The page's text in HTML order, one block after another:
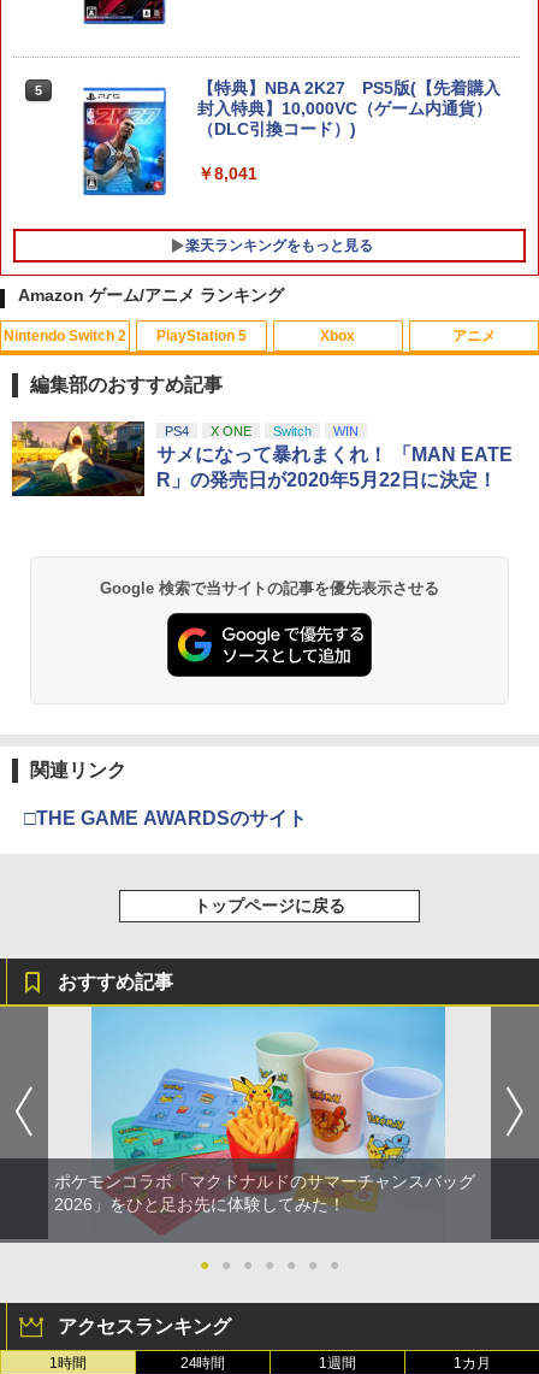
s Card 256GB for Nintendo Switch 2
BEE-A-SD01A Switch2 microSDカード
microSD Express Nintendo任天堂ライ
メモリーカード 国内正規品 4523052030
185
￥9,800
5
【特典】NBA 2K27 PS5版(【先着購入
封入特典】10,000VC（ゲーム内通貨）
（DLC引換コード）)
￥8,041
楽天ランキングをもっと見る
Amazon ゲーム/アニメ ランキング
Nintendo Switch 2
1
スプラトゥーン レイダース|オンライン
コード版
スプラトゥーン レイダース -Switch2
￥6,449
3
￥55,871
ニンテンドープリペイド番号 5000円|オ
ンラインコード版
￥5,000
PlayStation 5
1
PlayStation 5 デジタル・エディション
日本語専用 Console Language: Japan
ese only (CFI-2200B01)
プロダクトコード 封入
3
【純正品】DualSense ワイヤレスコン
￥10,737
【純正品】DualSense ワイヤレスコン
トローラー(CFI-ZCT2J)
￥10,737
Xbox
1
【純正品】Xbox ワイヤレス コントロー
ラー + USB-C® ケーブル
【純正品】Xbox ワイヤレス コントロー
￥7,681
【純正品】Xbox 充電式バッテリー + US
B-C ケーブル
【国内正規品】Thrustmaster スラスト
マスター TH8S シフター - PC、PS4、P
S5、PS5 Pro、Xbox One、Xbox Serie
s X|S 対応の高精度 H パターン シフター
￥14,141
アニメ
1
【Amazon.co.jp限定】劇場版モノノ怪
第三章 蛇神 (Amazon.co.jp限定オリジ
ナル三方背収納ケース付きコレクション)
(オリジナル特典:オリジナル巾着＋メー
ボード付) [Blu-ray]
￥10,780
窩座再来 通常版 [Blu-ray]
￥3,523
窩座再来 完全生産限定版 [Blu-ray]
￥8,698
【Amazon.co.jp限定】劇場版モノノ怪
第三章 蛇神 (オリジナル特典:オリジナル
巾着＋メーカー特典:【坤と離】二振りの
￥8,800
編集部のおすすめ記事
PS4 X ONE Switch WIN
サメになって暴れまくれ！ 「MAN EATE
R」の発売日が2020年5月22日に決定！
Google 検索で当サイトの記事を優先表示させる
関連リンク
□THE GAME AWARDSのサイト
トップページに戻る
おすすめ記事
ポケモンコラボ「マクドナルドのサマーチャンスバッグ
2026」をひと足お先に体験してみた！
● ● ● ● ● ● ●
アクセスランキング
1時間 24時間 1週間 1カ月